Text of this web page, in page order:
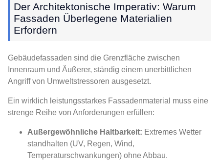
Der Architektonische Imperativ: Warum
Fassaden Überlegene Materialien
Erfordern
Gebäudefassaden sind die Grenzfläche zwischen
Innenraum und Äußerer, ständig einem unerbittlichen
Angriff von Umweltstressoren ausgesetzt.
Ein wirklich leistungsstarkes Fassadenmaterial muss eine
strenge Reihe von Anforderungen erfüllen:
Außergewöhnliche Haltbarkeit: Extremes Wetter
standhalten (UV, Regen, Wind,
Temperaturschwankungen) ohne Abbau.